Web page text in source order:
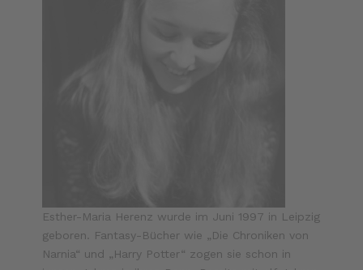
Esther-Maria Herenz wurde im Juni 1997 in Leipzig
geboren. Fantasy-Bücher wie „Die Chroniken von
Narnia“ und „Harry Potter“ zogen sie schon in